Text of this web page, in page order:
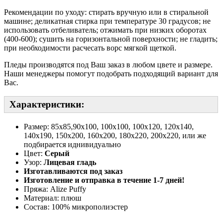
Рекомендации по уходу: стирать вручную или в стиральной
машине; деликатная стирка при температуре 30 градусов; не
использовать отбеливатель; отжимать при низких оборотах
(400-600); сушить на горизонтальной поверхности; не гладить;
при необходимости расчесать ворс мягкой щеткой.
Пледы производятся под Ваш заказ в любом цвете и размере.
Наши менеджеры помогут подобрать подходящий вариант для
Вас.
Характеристики:
Размер: 85х85,90х100, 100х100, 100х120, 120х140,
140х190, 150х200, 160х200, 180х220, 200х220, или же
подбирается иднивидуально
Цвет: Серый
Узор: Лицевая гладь
Изготавливаются под заказ
Изготовление и отправка в течение 1-7 дней!
Пряжа: Alize Puffy
Материал: плюш
Состав: 100% микрополиэстер